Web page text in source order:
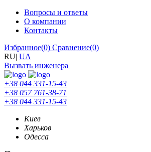
Вопросы и ответы
О компании
Контакты
Избранное(0) Сравнение(0)
RU| UA
Вызвать инженера
+38 044 331-15-43
+38 057 761-38-71
+38 044 331-15-43
Киев
Харьков
Одесса